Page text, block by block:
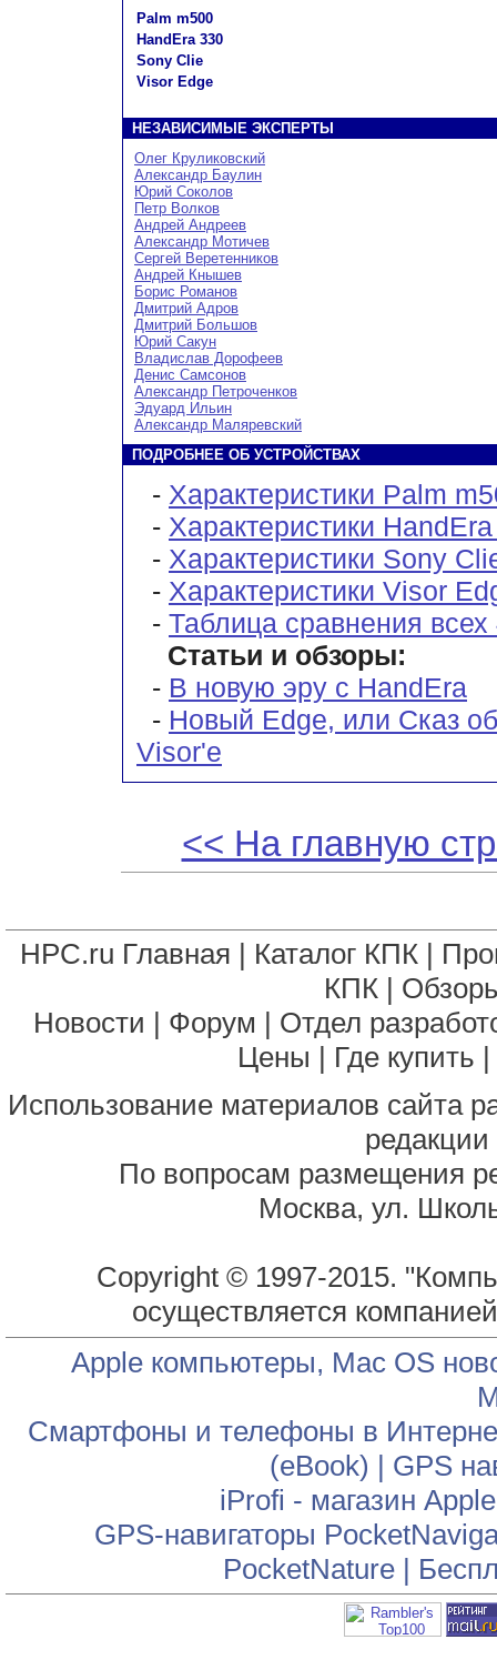
Palm m500
HandEra 330
Sony Clie
Visor Edge
НЕЗАВИСИМЫЕ ЭКСПЕРТЫ
Олег Круликовский
Александр Баулин
Юрий Соколов
Петр Волков
Андрей Андреев
Александр Мотичев
Сергей Веретенников
Андрей Кнышев
Борис Романов
Дмитрий Адров
Дмитрий Большов
Юрий Сакун
Владислав Дорофеев
Денис Самсонов
Александр Петроченков
Эдуард Ильин
Александр Маляревский
ПОДРОБНЕЕ ОБ УСТРОЙСТВАХ
- Характеристики Palm
- Характеристики
- Характеристики Sony
- Характеристики Visor
- Таблица сравнения всех
Статьи и обзоры:
- В новую эру с HandEra
- Новый Edge, или Сказ
Visor'е
<< На главную
HPC.ru Главная | Каталог КПК |
КПК |
Новости | Форум | Отдел
Цены | Где купить |
Использование материалов сайта
По вопросам размещения
Москва, ул.
Copyright © 1997-2015.
осуществляется
Apple компьютеры, Mac OS
Смартфоны и телефоны в
(eBook) | GPS
iProfi - магазин
GPS-навигаторы
PocketNature|